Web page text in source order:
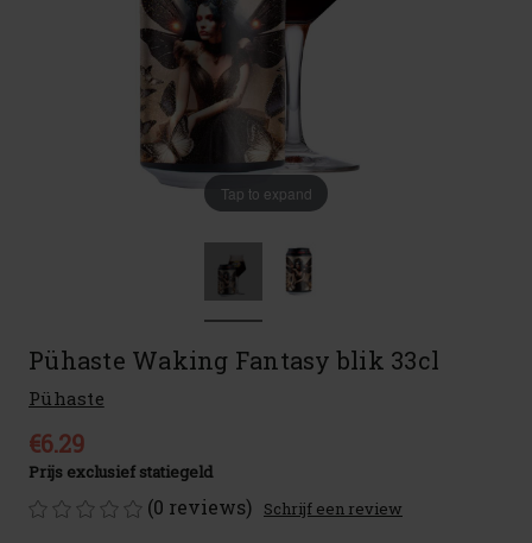
Tap to expand
Pühaste Waking Fantasy blik 33cl
Pühaste
€6.29
Prijs exclusief statiegeld
(0 reviews) Schrijf een review